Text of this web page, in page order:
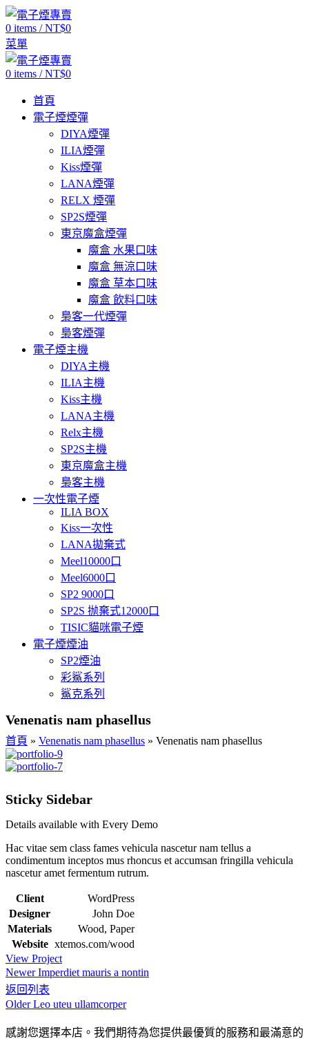
0 items / NT$0
菜單
0 items / NT$0
首頁
電子煙煙彈
DIYA煙彈
ILIA煙彈
Kiss煙彈
LANA煙彈
RELX 煙彈
SP2S煙彈
東京魔盒煙彈
魔盒 水果口味
魔盒 無涼口味
魔盒 草本口味
魔盒 飲料口味
梟客一代煙彈
梟客煙彈
電子煙主機
DIYA主機
ILIA主機
Kiss主機
LANA主機
Relx主機
SP2S主機
東京魔盒主機
梟客主機
一次性電子煙
ILIA BOX
Kiss一次性
LANA拋棄式
Meel10000口
Meel6000口
SP2 9000口
SP2S 抛棄式12000口
TISIC貓咪電子煙
電子煙煙油
SP2煙油
彩鯊系列
鯊克系列
Venenatis nam phasellus
首頁 » Venenatis nam phasellus » Venenatis nam phasellus
Sticky Sidebar
Details available with Every Demo
Hac vitae sem class fames vehicula nascetur nam tellus a
condimentum inceptos mus rhoncus et accumsan fringilla vehicula
nascetur amet fermentum rutrum.
Client
WordPress
Designer
John Doe
Materials
Wood, Paper
Website xtemos.com/wood
View Project
Newer Imperdiet mauris a nontin
返回列表
Older Leo uteu ullamcorper
感謝您選擇本店。我們期待為您提供最優質的服務和最滿意的